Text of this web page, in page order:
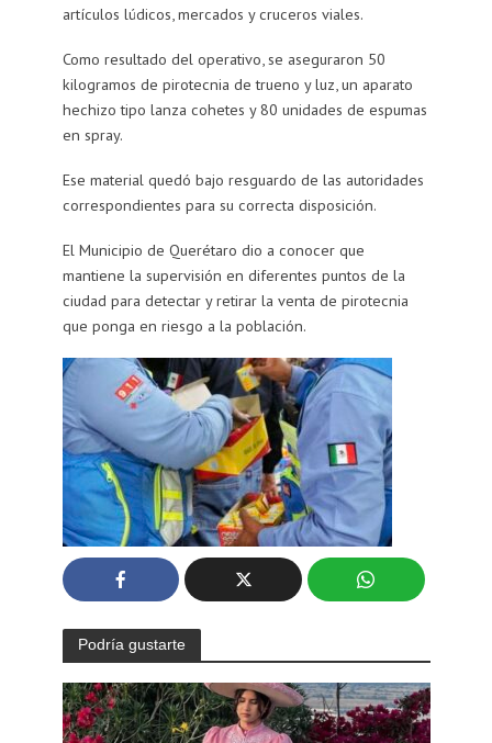
artículos lúdicos, mercados y cruceros viales.
Como resultado del operativo, se aseguraron 50
kilogramos de pirotecnia de trueno y luz, un aparato
hechizo tipo lanza cohetes y 80 unidades de espumas
en spray.
Ese material quedó bajo resguardo de las autoridades
correspondientes para su correcta disposición.
El Municipio de Querétaro dio a conocer que
mantiene la supervisión en diferentes puntos de la
ciudad para detectar y retirar la venta de pirotecnia
que ponga en riesgo a la población.
Podría gustarte